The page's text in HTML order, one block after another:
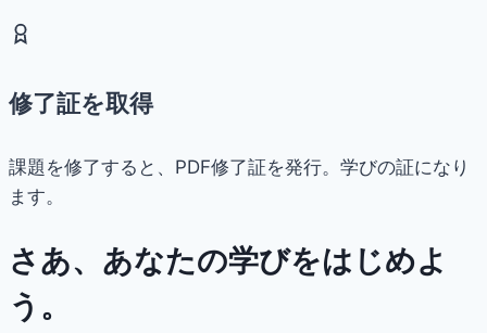
修了証を取得
課題を修了すると、PDF修了証を発行。学びの証になり
ます。
さあ、あなたの学びをはじめよ
う。